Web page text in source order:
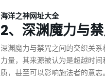
海洋之神网址大全
2、深渊魔力与
深渊魔力与禁咒之间的交织关
力量，其来源被认为是超越时
质，甚至可以影响施法者的意